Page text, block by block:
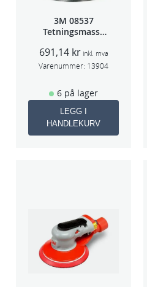
3M 08537
Tetningsmasse
691,14 kr inkl. mva
Varenummer: 13904
6 på lager
LEGG I
HANDLEKURV